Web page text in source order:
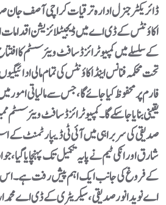
ڈائریکٹر جنرل ادارہ ترقیات کراچی آصف جان
اکاؤنٹس کے ڈی اے میں ڈیجیٹلائزیشن اقدامات
کے سلسلے میں کمپیوٹرائزڈ سافٹ ویئر سسٹم کا
تحت محکمہ فنانس اینڈ اکاؤنٹس کی تمام مالی
فارم پرمحفوظ کیا جائے گا، جس سے مالیاتی امور
یقینی بنایا جا سکے گا۔ کمپیوٹرائزڈ سافٹ ویئر
صدیقی کی سربراہی میں آئی ٹی ڈیپارٹمنٹ کے
شارق اور انکی ٹیم نے پایہ تکمیل تک پہنچایا
کے فروغ کی جانب ایک اہم پیش رفت ہے۔اس
اے نوید انور صدیقی، سیکریٹری کے ڈی اے محمد